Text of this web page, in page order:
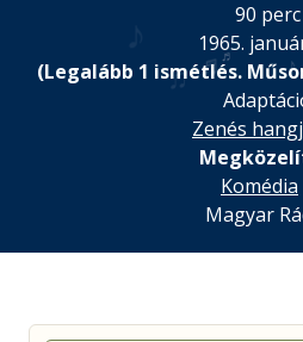
♫ ♬ ♪
♬
90 perc
1965.
(Legalább 1 ismétlés.
Zenés
Komédia
Magyar